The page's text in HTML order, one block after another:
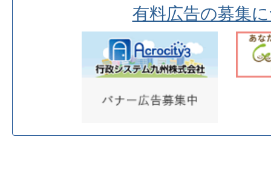
有料広告の募集